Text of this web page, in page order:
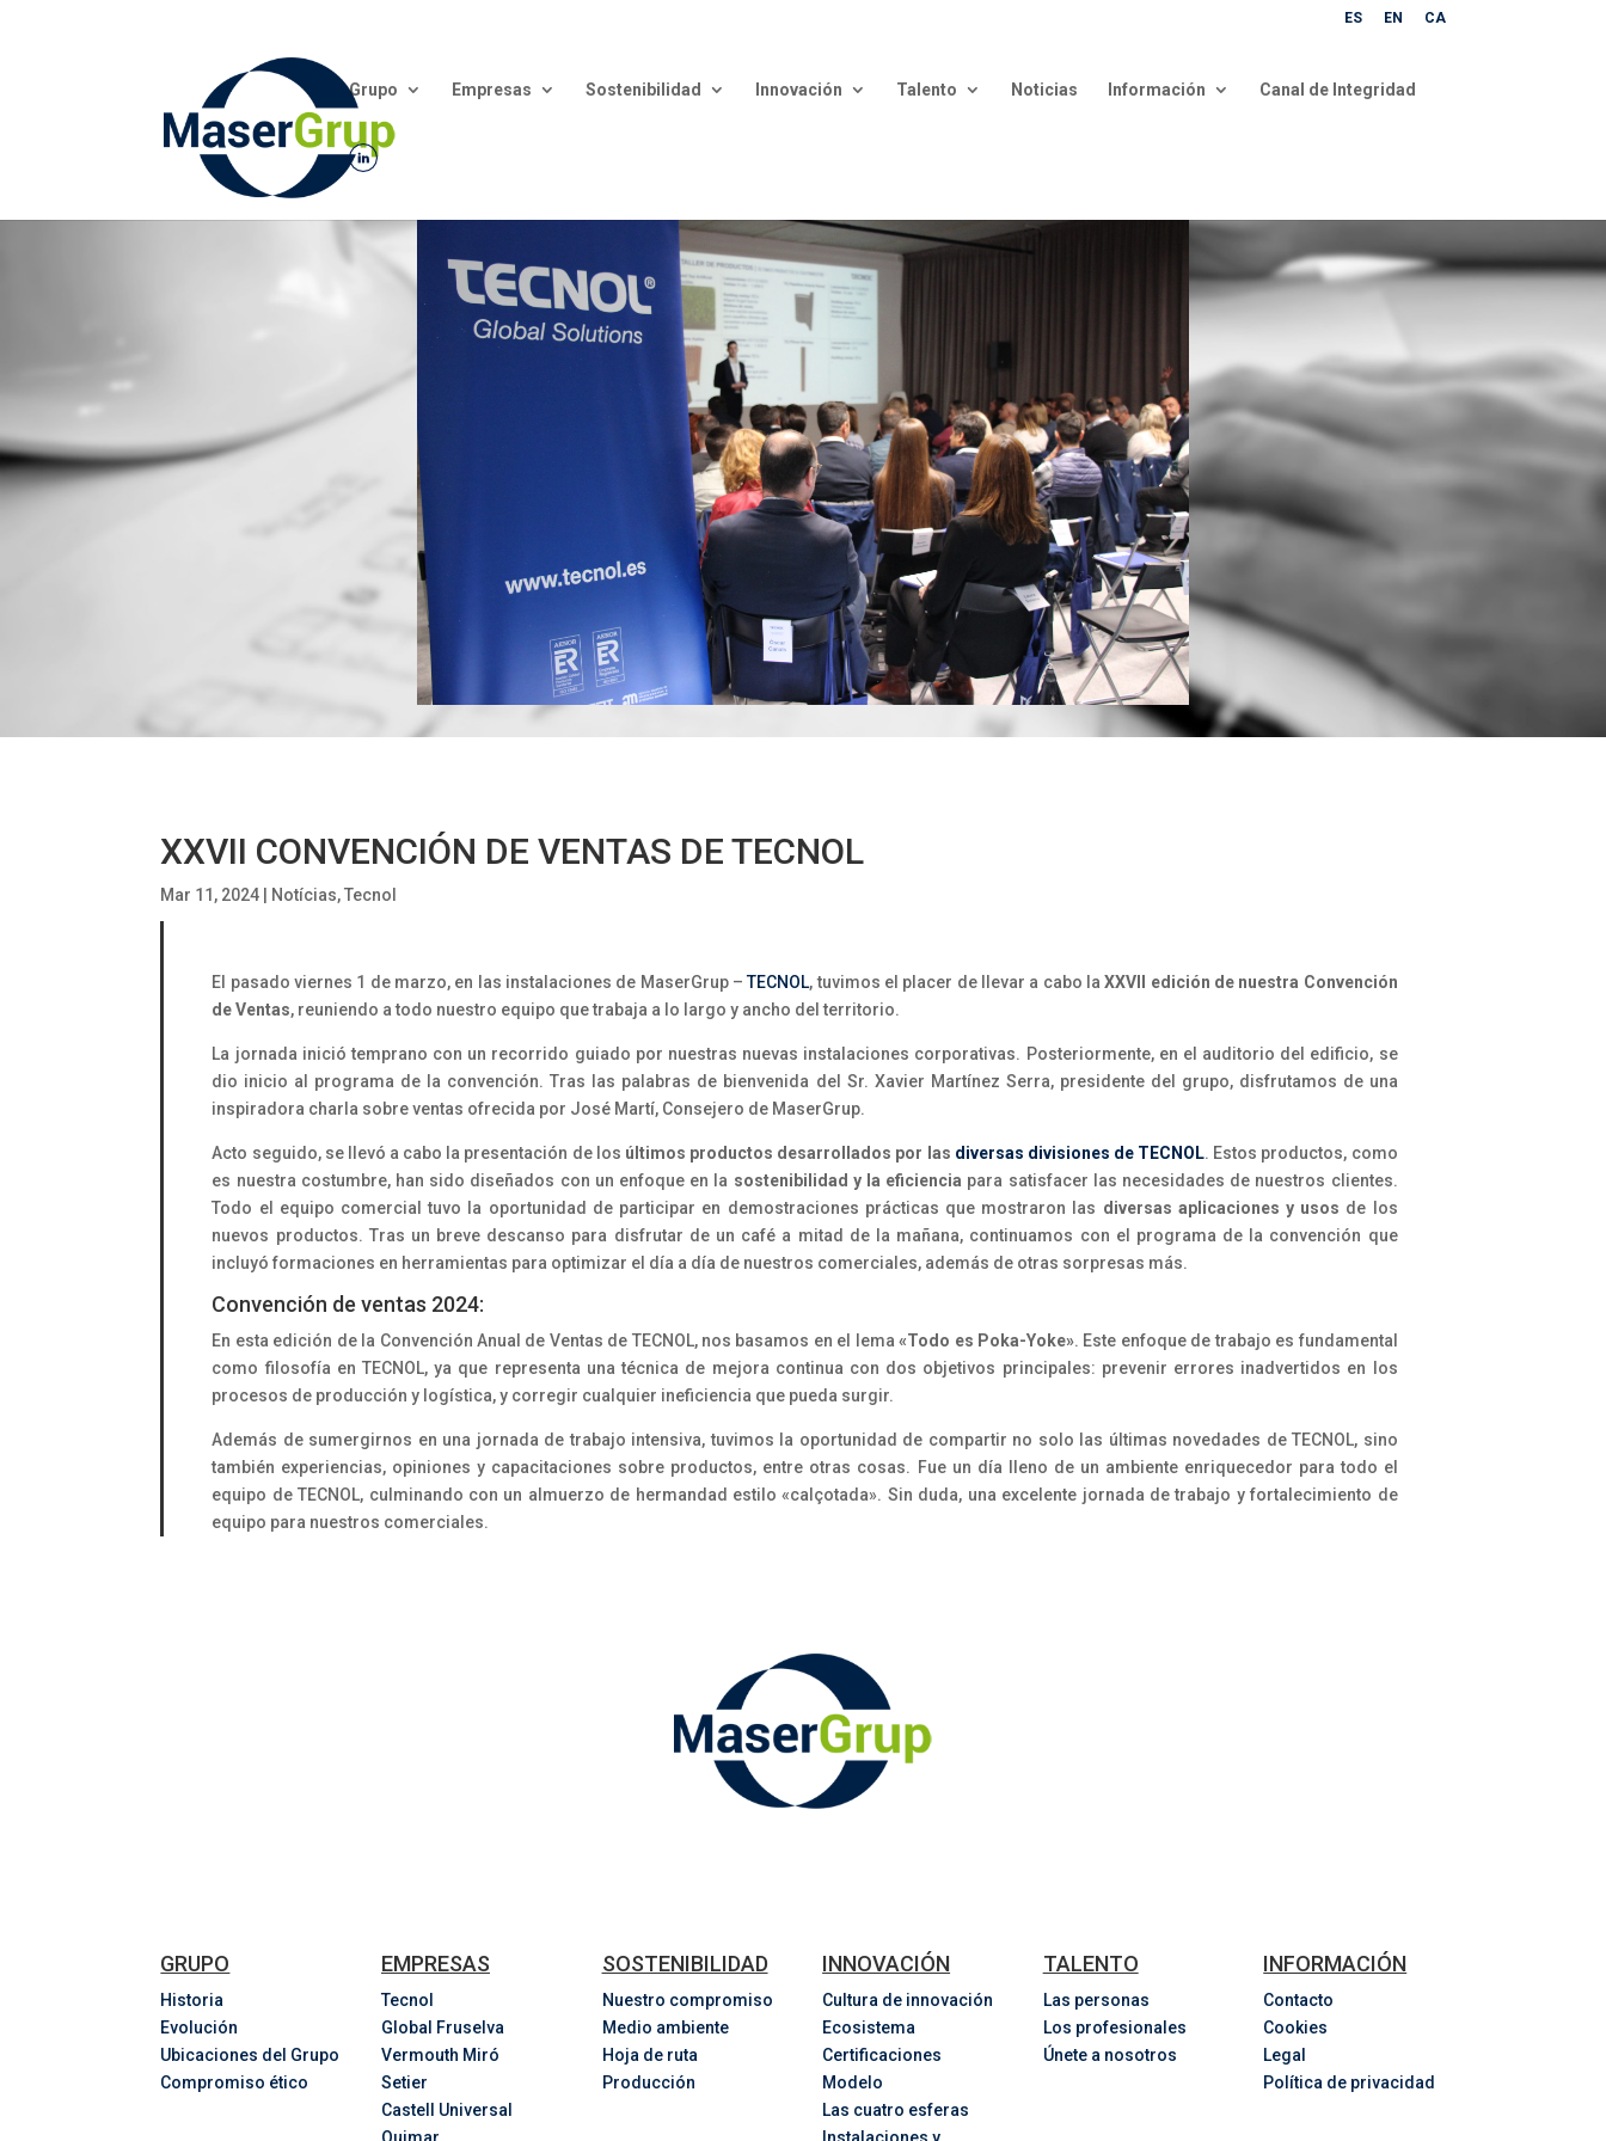
ES EN CA
Grupo Empresas Sostenibilidad Innovación Talento Noticias Información Canal de Integridad
XXVII CONVENCIÓN DE VENTAS DE TECNOL
Mar 11, 2024 | Notícias,Tecnol
El pasado viernes 1 de marzo, en las instalaciones de MaserGrup –TECNOL, tuvimos el placer de llevar a cabo laXXVII edición de nuestra Convención
de Ventas, reuniendo a todo nuestro equipo que trabaja a lo largo y ancho del territorio.
La jornada inició temprano con un recorrido guiado por nuestras nuevas instalaciones corporativas. Posteriormente, en el auditorio del edificio, se
dio inicio al programa de la convención. Tras las palabras de bienvenida del Sr. Xavier Martínez Serra, presidente del grupo, disfrutamos de una
inspiradora charla sobre ventas ofrecida por José Martí, Consejero de MaserGrup.
Acto seguido, se llevó a cabo la presentación de los últimos productos desarrollados por las diversas divisiones de TECNOL. Estos productos, como
es nuestra costumbre, han sido diseñados con un enfoque en la sostenibilidad y la eficiencia para satisfacer las necesidades de nuestros clientes.
Todo el equipo comercial tuvo la oportunidad de participar en demostraciones prácticas que mostraron las diversas aplicaciones y usos de los
nuevos productos. Tras un breve descanso para disfrutar de un café a mitad de la mañana, continuamos con el programa de la convención que
incluyó formaciones en herramientas para optimizar el día a día de nuestros comerciales, además de otras sorpresas más.
Convención de ventas 2024:
En esta edición de la Convención Anual de Ventas de TECNOL, nos basamos en el lema«Todo es Poka-Yoke». Este enfoque de trabajo es fundamental
como filosofía en TECNOL, ya que representa una técnica de mejora continua con dos objetivos principales: prevenir errores inadvertidos en los
procesos de producción y logística, y corregir cualquier ineficiencia que pueda surgir.
Además de sumergirnos en una jornada de trabajo intensiva, tuvimos la oportunidad de compartir no solo las últimas novedades de TECNOL, sino
también experiencias, opiniones y capacitaciones sobre productos, entre otras cosas. Fue un día lleno de un ambiente enriquecedor para todo el
equipo de TECNOL, culminando con un almuerzo de hermandad estilo «calçotada». Sin duda, una excelente jornada de trabajo y fortalecimiento de
equipo para nuestros comerciales.
GRUPO
Historia
Evolución
Ubicaciones del Grupo
Compromiso ético
EMPRESAS
Tecnol
Global Fruselva
Vermouth Miró
Setier
Castell Universal
SOSTENIBILIDAD
Nuestro compromiso
Medio ambiente
Hoja de ruta
Producción
INNOVACIÓN
Cultura de innovación
Ecosistema
Certificaciones
Modelo
Las cuatro esferas
TALENTO
Las personas
Los profesionales
Únete a nosotros
INFORMACIÓN
Contacto
Cookies
Legal
Política de privacidad